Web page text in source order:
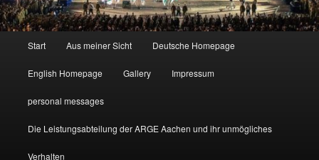
Start Aus meiner Sicht Deutsche Homepage
English Homepage Gallery Impressum
personal messages
Die Leistungsabteilung der ARGE Aachen und ihr unmögliches
Verhalten